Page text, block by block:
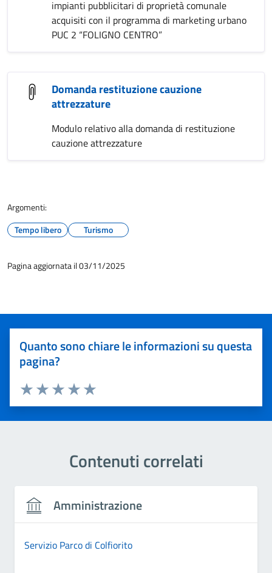
impianti pubblicitari di proprietà comunale
acquisiti con il programma di marketing urbano
PUC 2 “FOLIGNO CENTRO”
Domanda restituzione cauzione
attrezzature
Modulo relativo alla domanda di restituzione
cauzione attrezzature
Argomenti:
Tempo libero
Turismo
Pagina aggiornata il 03/11/2025
Quanto sono chiare le informazioni su questa
pagina?
Valuta 5 stelle su 5
Valuta 4 stelle su 5
Valuta 3 stelle su 5
Valuta 2 stelle su 5
Valuta 1 stelle su 5
Contenuti correlati
Amministrazione
Servizio Parco di Colfiorito